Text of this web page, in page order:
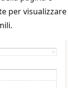
per visualizzare